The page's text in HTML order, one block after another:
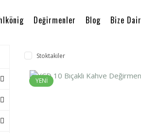
Değirmenler Blog Bize Dair
Stoktakiler
YENİ